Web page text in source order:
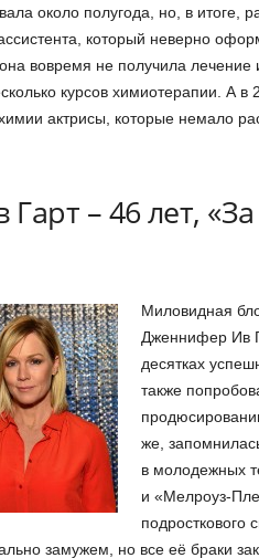
около полугода, но, в итоге,
который неверно
вовремя не получила лечение
курсов химиотерапии. А в
актрисы, которые немало
– 46 лет, «За
Миловидная
Дженнифер Ив
десятках
также
же,
в молодежных
и «Мелроуз-
подросткового
замужем, но все её браки